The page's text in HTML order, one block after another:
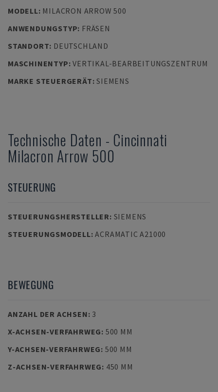
MODELL: MILACRON ARROW 500
ANWENDUNGSTYP: FRÄSEN
STANDORT: DEUTSCHLAND
MASCHINENTYP:VERTIKAL-BEARBEITUNGSZENTRUM
MARKE STEUERGERÄT:SIEMENS
Technische Daten - Cincinnati
Milacron Arrow 500
STEUERUNG
STEUERUNGSHERSTELLER: SIEMENS
STEUERUNGSMODELL:ACRAMATIC A21000
BEWEGUNG
ANZAHL DER ACHSEN: 3
X-ACHSEN-VERFAHRWEG: 500 MM
Y-ACHSEN-VERFAHRWEG: 500 MM
Z-ACHSEN-VERFAHRWEG: 450 MM